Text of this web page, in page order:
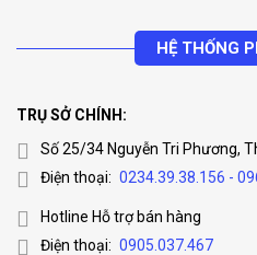
HỆ THỐNG
TRỤ SỞ CHÍNH:
Số 25/34 Nguyễn Tri Phương,
Điện thoại: 0234.39.38.156 -
Hotline Hỗ trợ bán hàng
Điện thoại: 0905.037.467